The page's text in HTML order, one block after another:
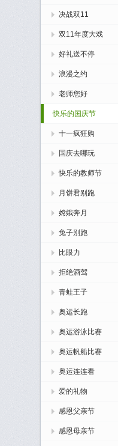
决战双11
双11年度大戏
好礼送不停
浪漫之约
老师您好
快乐的国庆节
十一疯狂购
国庆去哪玩
快乐的教师节
月饼君别跑
嫦娥奔月
兔子别跑
比眼力
拒绝酒驾
青蛙王子
奥运长跑
奥运游泳比赛
奥运帆船比赛
奥运连连看
爱的礼物
感恩父亲节
感恩母亲节